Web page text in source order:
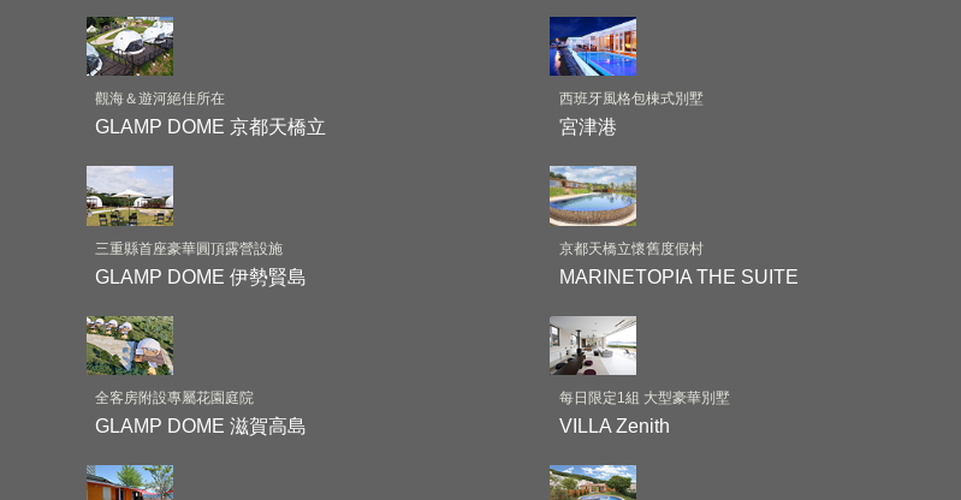
觀海＆遊河絕佳所在
GLAMP DOME 京都天橋立
三重縣首座豪華圓頂露營設施
GLAMP DOME 伊勢賢島
全客房附設專屬花園庭院
GLAMP DOME 滋賀高島
西班牙風格包棟式別墅
宮津港
京都天橋立懷舊度假村
MARINETOPIA THE SUITE
每日限定1組 大型豪華別墅
VILLA Zenith